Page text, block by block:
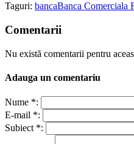
Taguri: bancaBanca Comerciala
Comentarii
Nu există comentarii pentru
Adauga un comentariu
Nume *:
E-mail *:
Subiect *: